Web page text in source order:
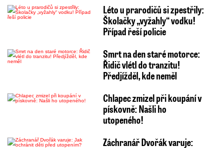
Léto u prarodičů si zpestřily:
Školačky „vyžahly“ vodku!
Případ řeší policie
Smrt na den staré motorce:
Řidič vlétl do tranzitu!
Předjížděl, kde neměl
Chlapec zmizel při koupání v
pískovně: Našli ho
utopeného!
Záchranář Dvořák varuje: